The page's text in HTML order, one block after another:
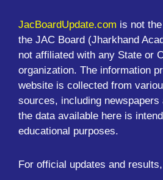
JacBoardUpdate.com is not
the JAC Board (Jharkhand
not affiliated with any State or
organization. The information
website is collected from
sources, including newspapers
the data available here is
educational purposes.
For official updates and